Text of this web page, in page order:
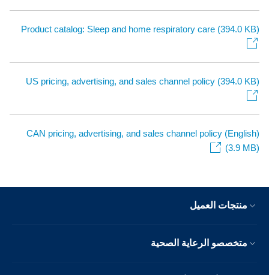
Product catalog: Sleep and home respiratory care (394.0 KB)
US pricing, advertising, and sales channel policy (394.0 KB)
CAN pricing, advertising, and sales channel policy (English)
(3.9 MB)
منتجات العميل
متخصصو الرعاية الصحية